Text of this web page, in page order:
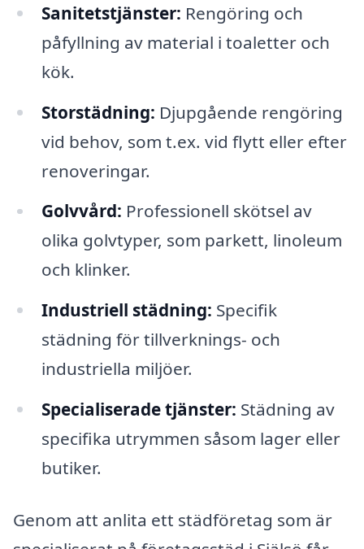
Sanitetstjänster: Rengöring och
påfyllning av material i toaletter och
kök.
Storstädning: Djupgående rengöring
vid behov, som t.ex. vid flytt eller efter
renoveringar.
Golvvård: Professionell skötsel av
olika golvtyper, som parkett, linoleum
och klinker.
Industriell städning: Specifik
städning för tillverknings- och
industriella miljöer.
Specialiserade tjänster: Städning av
specifika utrymmen såsom lager eller
butiker.
Genom att anlita ett städföretag som är